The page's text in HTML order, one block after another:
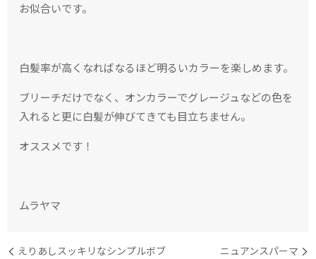
お似合いです。
白髪率が高くなればなるほど明るいカラーを楽しめます。
ブリーチだけでなく、オンカラーでグレージュなどの色を
入れると更に白髪が伸びてきても目立ちません。
オススメです！
ムラヤマ
えりあしスッキリなシンプルボブ ニュアンスパーマ